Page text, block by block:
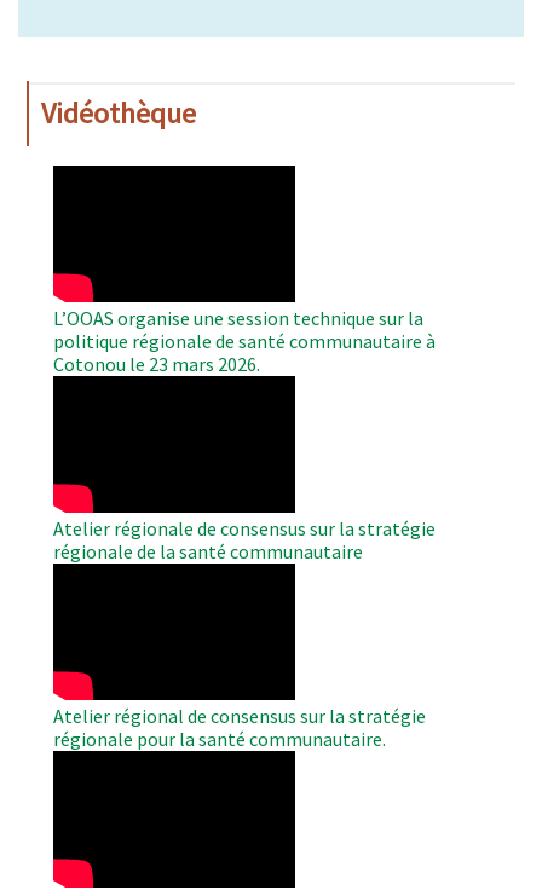
Vidéothèque
L’OOAS organise une session technique sur la
politique régionale de santé communautaire à
Cotonou le 23 mars 2026.
Atelier régionale de consensus sur la stratégie
régionale de la santé communautaire
Atelier régional de consensus sur la stratégie
régionale pour la santé communautaire.